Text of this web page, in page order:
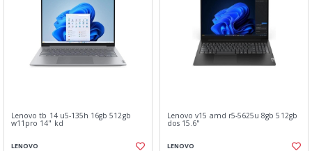
Lenovo tb 14 u5-135h 16gb 512gb
w11pro 14" kd
LENOVO
Lenovo v15 amd r5-5625u 8gb 512gb
dos 15.6"
LENOVO